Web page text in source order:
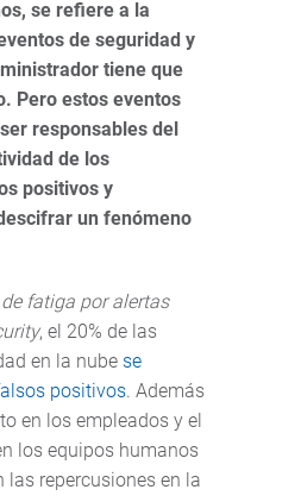
se refiere a la
de seguridad y
tiene que
Pero estos eventos
responsables del
de los
positivos y
un fenómeno
fatiga por alertas
, el 20% de las
en la nube se
positivos. Además
en los empleados y el
los equipos humanos
las repercusiones en la